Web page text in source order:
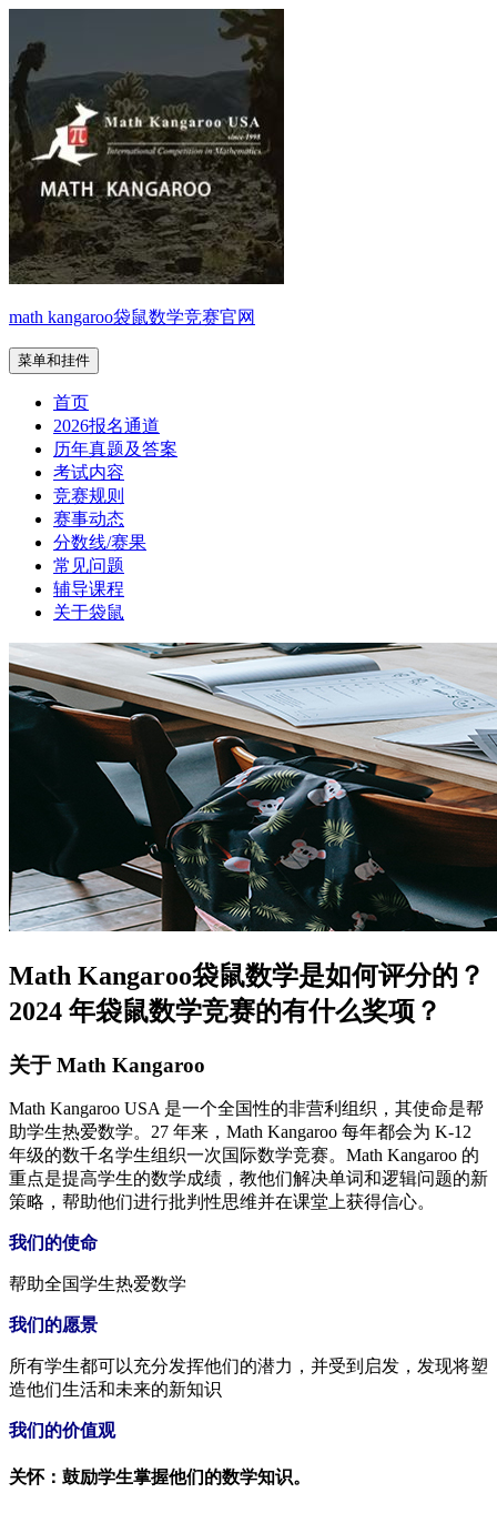
内
容
math kangaroo袋鼠数学竞赛官网
菜单和挂件
首页
2026报名通道
历年真题及答案
考试内容
竞赛规则
赛事动态
分数线/赛果
常见问题
辅导课程
关于袋鼠
Math Kangaroo袋鼠数学是如何评分的？
2024 年袋鼠数学竞赛的有什么奖项？
关于 Math Kangaroo
Math Kangaroo USA 是一个全国性的非营利组织，其使命是帮
助学生热爱数学。27 年来，Math Kangaroo 每年都会为 K-12
年级的数千名学生组织一次国际数学竞赛。Math Kangaroo 的
重点是提高学生的数学成绩，教他们解决单词和逻辑问题的新
策略，帮助他们进行批判性思维并在课堂上获得信心。
我们的使命
帮助全国学生热爱数学
我们的愿景
所有学生都可以充分发挥他们的潜力，并受到启发，发现将塑
造他们生活和未来的新知识
我们的价值观
关怀：鼓励学生掌握他们的数学知识。